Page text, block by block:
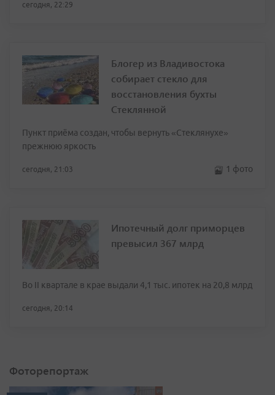
сегодня, 22:29
Блогер из Владивостока
собирает стекло для
восстановления бухты
Стеклянной
Пункт приёма создан, чтобы вернуть «Стеклянухе»
прежнюю яркость
сегодня, 21:03 1 фото
Ипотечный долг приморцев
превысил 367 млрд
Во II квартале в крае выдали 4,1 тыс. ипотек на 20,8 млрд
сегодня, 20:14
Фоторепортаж